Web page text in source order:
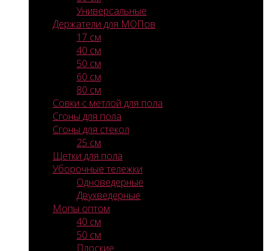
Универсальные
Держатели для МОПов
17 см
40 см
50 см
60 см
80 см
Совки с метлой для пола
Сгоны для пола
Сгоны для стекол
25 см
Щетки для пола
Уборочные тележки
Одноведерные
Двухведерные
Мопы оптом
40 см
50 см
Плоские